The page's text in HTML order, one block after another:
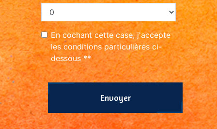
En cochant cette case, j'accepte
les conditions particulières ci-
dessous **
Envoyer